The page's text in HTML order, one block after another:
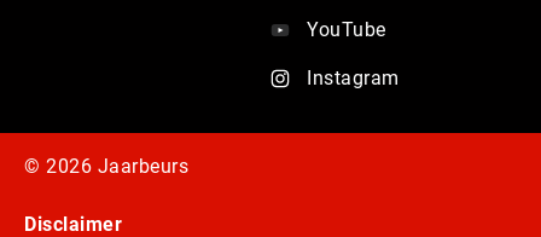
YouTube
Instagram
© 2026 Jaarbeurs
Disclaimer